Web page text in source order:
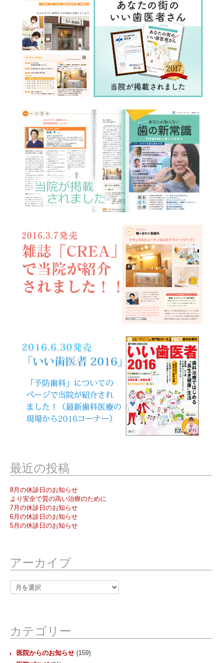
最近の投稿
8月の休診日のお知らせ
より安全で質の高い治療のために
7月の休診日のお知らせ
6月の休診日のお知らせ
5月の休診日のお知らせ
アーカイブ
ア
ー
カテゴリー
医院からのお知らせ (159)